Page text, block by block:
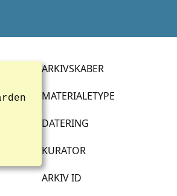
ARKIVSKABER
MATERIALETYPE
DATERING
KURATOR
ARKIV ID